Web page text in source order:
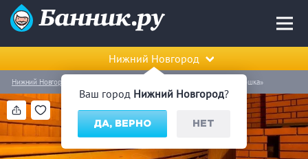
Ваш город Нижний Новгород?
ДА, ВЕРНО НЕТ
Нижний Новгород
Нижний Новгород Банный комплекс «Русская банюшка»